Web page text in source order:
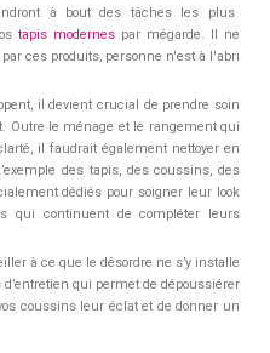
à bout des tâches les plus
tapis modernes par mégarde. Il ne
ces produits, personne n'est à l'abri
il devient crucial de prendre soin
Outre le ménage et le rangement qui
il faudrait également nettoyer en
des tapis, des coussins, des
dédiés pour soigner leur look
qui continuent de compléter leurs
à ce que le désordre ne s’y installe
qui permet de dépoussiérer
coussins leur éclat et de donner un